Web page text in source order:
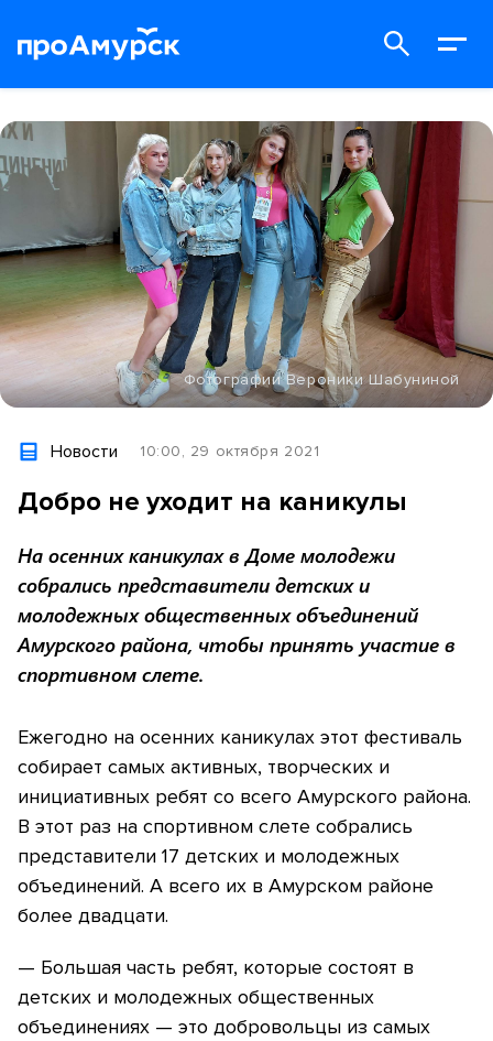
Фотографии Вероники Шабуниной
Новости 10:00, 29 октября 2021
Добро не уходит на каникулы
На осенних каникулах в Доме молодежи
собрались представители детских и
молодежных общественных объединений
Амурского района, чтобы принять участие в
спортивном слете.
Ежегодно на осенних каникулах этот фестиваль
собирает самых активных, творческих и
инициативных ребят со всего Амурского района.
В этот раз на спортивном слете собрались
представители 17 детских и молодежных
объединений. А всего их в Амурском районе
более двадцати.
— Большая часть ребят, которые состоят в
детских и молодежных общественных
объединениях — это добровольцы из самых